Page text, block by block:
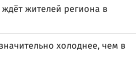
жителей региона в
холоднее, чем в